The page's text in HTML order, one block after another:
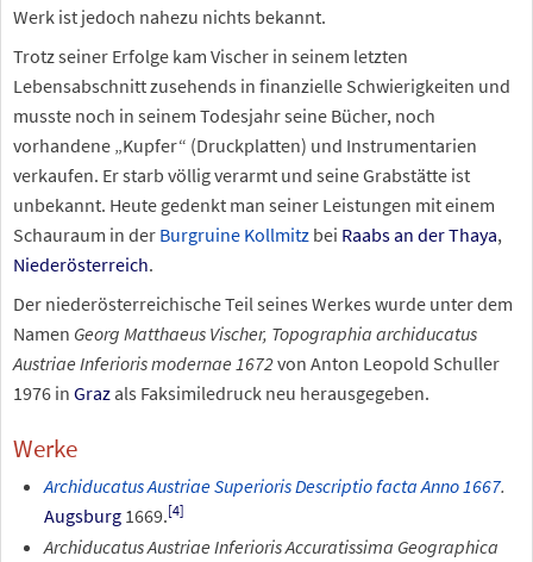
Werk ist jedoch nahezu nichts bekannt.
Trotz seiner Erfolge kam Vischer in seinem letzten
Lebensabschnitt zusehends in finanzielle Schwierigkeiten und
musste noch in seinem Todesjahr seine Bücher, noch
vorhandene „Kupfer“ (Druckplatten) und Instrumentarien
verkaufen. Er starb völlig verarmt und seine Grabstätte ist
unbekannt. Heute gedenkt man seiner Leistungen mit einem
Schauraum in der Burgruine Kollmitz bei Raabs an der Thaya,
Niederösterreich.
Der niederösterreichische Teil seines Werkes wurde unter dem
Namen Georg Matthaeus Vischer, Topographia archiducatus
Austriae Inferioris modernae 1672von Anton Leopold Schuller
1976 in Graz als Faksimiledruck neu herausgegeben.
Werke
Archiducatus Austriae Superioris Descriptio facta Anno 1667.
Augsburg1669.[4]
Archiducatus Austriae Inferioris Accuratissima Geographica